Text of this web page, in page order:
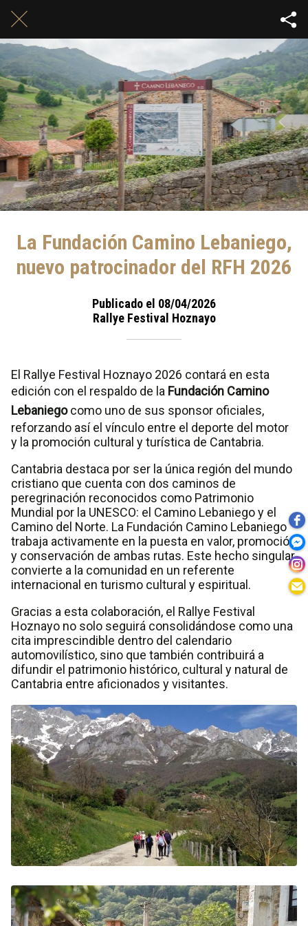
La Fundación Camino Lebaniego,
nuevo patrocinador del RFH 2026
Publicado el 08/04/2026
Rallye Festival Hoznayo
El Rallye Festival Hoznayo 2026 contará en esta
edición con el respaldo de la Fundación Camino
Lebaniegocomo uno de sus sponsor oficiales,
reforzando así el vínculo entre el deporte del motor
y la promoción cultural y turística de Cantabria.
Cantabria destaca por ser la única región del mundo
cristiano que cuenta con dos caminos de
peregrinación reconocidos como Patrimonio
Mundial por la UNESCO: el Camino Lebaniego y el
Camino del Norte. La Fundación Camino Lebaniego
trabaja activamente en la puesta en valor, promoción
y conservación de ambas rutas. Este hecho singular
convierte a la comunidad en un referente
internacional en turismo cultural y espiritual.
Gracias a esta colaboración, el Rallye Festival
Hoznayo no solo seguirá consolidándose como una
cita imprescindible dentro del calendario
automovilístico, sino que también contribuirá a
difundir el patrimonio histórico, cultural y natural de
Cantabria entre aficionados y visitantes.